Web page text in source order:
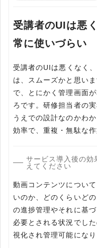
受講者のUIは悪
常に使いづらい
受講者のUIは悪くなく
は、スムーズかと思い
で、とにかく管理画面
ろです。研修担当者の
うえでの設計なのかわ
効率で、重複・無駄な
サービス導入後の効
えてください
動画コンテンツについ
いのか、どのくらいど
の進捗管理やそれに基
必要とされる状況でし
視化され管理可能になり